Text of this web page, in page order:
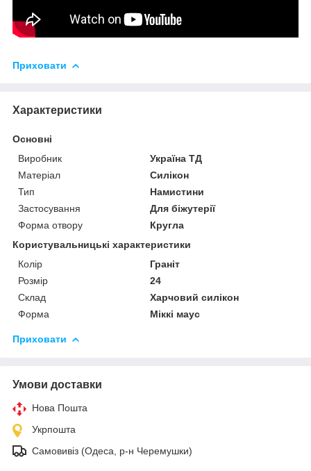
Приховати
Характеристики
Основні
Виробник
Україна ТД
Матеріал
Силікон
Тип
Намистини
Застосування
Для біжутерії
Форма отвору
Кругла
Користувальницькі характеристики
Колір
Граніт
Розмір
24
Склад
Харчовий силікон
Форма
Міккі маус
Приховати
Умови доставки
Нова Пошта
Укрпошта
Самовивіз (Одеса, р-н Черемушки)